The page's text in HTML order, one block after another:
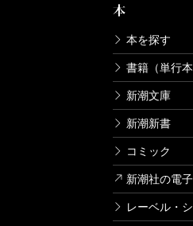
本
本を探す
書籍（単行本
新潮文庫
新潮新書
コミック
新潮社の電
レーベル・